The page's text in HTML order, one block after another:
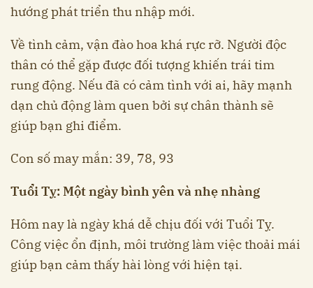
hướng phát triển thu nhập mới.
Về tình cảm, vận đào hoa khá rực rỡ. Người độc
thân có thể gặp được đối tượng khiến trái tim
rung động. Nếu đã có cảm tình với ai, hãy mạnh
dạn chủ động làm quen bởi sự chân thành sẽ
giúp bạn ghi điểm.
Con số may mắn: 39, 78, 93
Tuổi Tỵ: Một ngày bình yên và nhẹ nhàng
Hôm nay là ngày khá dễ chịu đối với Tuổi Tỵ.
Công việc ổn định, môi trường làm việc thoải mái
giúp bạn cảm thấy hài lòng với hiện tại.